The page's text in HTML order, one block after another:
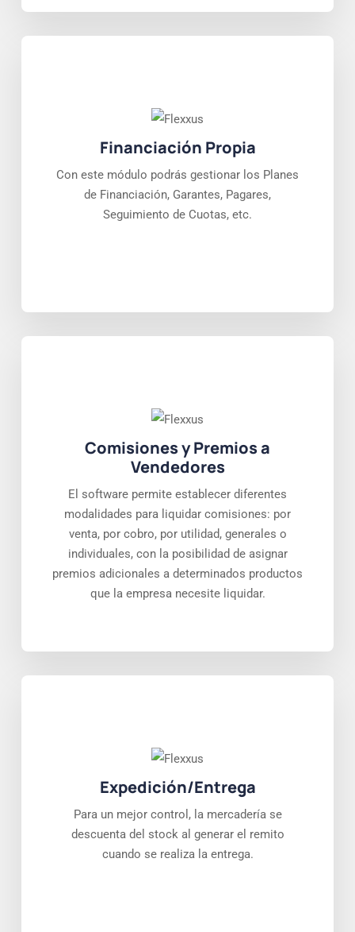
Financiación Propia
Con este módulo podrás gestionar los Planes
de Financiación, Garantes, Pagares,
Seguimiento de Cuotas, etc.
Comisiones y Premios a
Vendedores
El software permite establecer diferentes
modalidades para liquidar comisiones: por
venta, por cobro, por utilidad, generales o
individuales, con la posibilidad de asignar
premios adicionales a determinados productos
que la empresa necesite liquidar.
Expedición/Entrega
Para un mejor control, la mercadería se
descuenta del stock al generar el remito
cuando se realiza la entrega.